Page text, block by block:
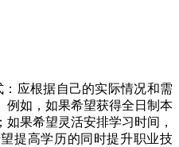
应根据自己的实际情况和需
例如，如果希望获得全日制本
果希望灵活安排学习时间，
提高学历的同时提升职业技